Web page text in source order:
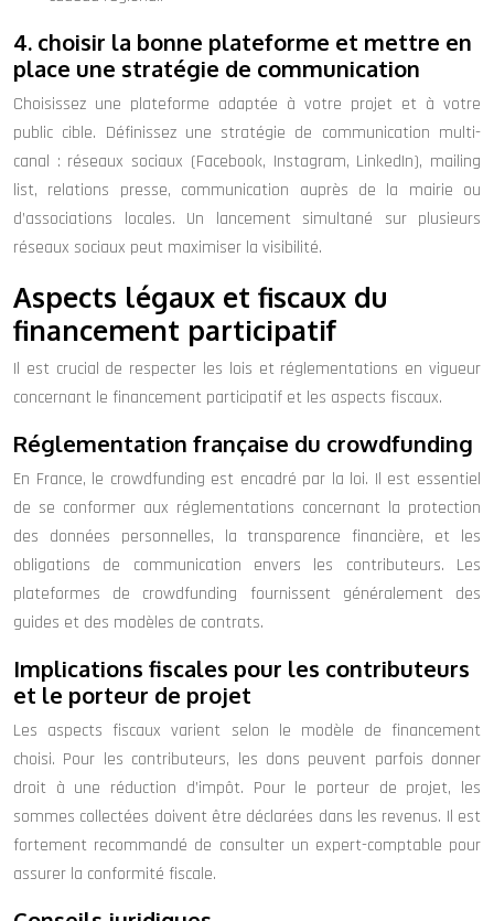
4. choisir la bonne plateforme et mettre en
place une stratégie de communication
Choisissez une plateforme adaptée à votre projet et à votre
public cible. Définissez une stratégie de communication multi-
canal : réseaux sociaux (Facebook, Instagram, LinkedIn), mailing
list, relations presse, communication auprès de la mairie ou
d’associations locales. Un lancement simultané sur plusieurs
réseaux sociaux peut maximiser la visibilité.
Aspects légaux et fiscaux du
financement participatif
Il est crucial de respecter les lois et réglementations en vigueur
concernant le financement participatif et les aspects fiscaux.
Réglementation française du crowdfunding
En France, le crowdfunding est encadré par la loi. Il est essentiel
de se conformer aux réglementations concernant la protection
des données personnelles, la transparence financière, et les
obligations de communication envers les contributeurs. Les
plateformes de crowdfunding fournissent généralement des
guides et des modèles de contrats.
Implications fiscales pour les contributeurs
et le porteur de projet
Les aspects fiscaux varient selon le modèle de financement
choisi. Pour les contributeurs, les dons peuvent parfois donner
droit à une réduction d’impôt. Pour le porteur de projet, les
sommes collectées doivent être déclarées dans les revenus. Il est
fortement recommandé de consulter un expert-comptable pour
assurer la conformité fiscale.